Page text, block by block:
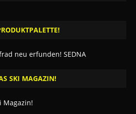
SKI MAGAZIN!